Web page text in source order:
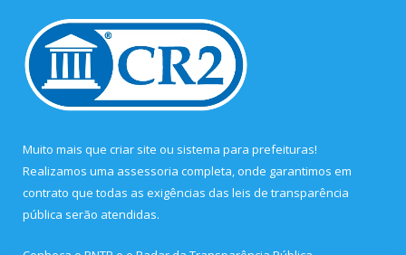
Muito mais que criar site ou sistema para prefeituras!
Realizamos uma assessoria completa, onde garantimos em
contrato que todas as exigências das leis de transparência
pública serão atendidas.